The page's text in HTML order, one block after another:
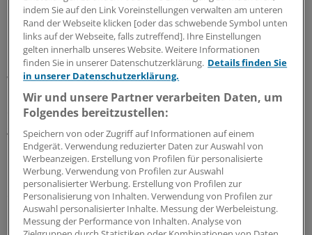
Im Gemeinsamen Bundesausschuss werden offenbar
bereits Lösungen diskutiert, die Kosten im Zaum zu
halten und vorhandene Ressourcen dort einzusetzen,
wo sie gebraucht werden. Altersabhängige
Kostenobergrenzen nach britischem Vorbild (Qalys) soll
es nach Auffassung von Hecken in Deutschland nicht
geben. "Das wäre unethisch", sagte Hecken.
Fünf Punkte,auch jenseits der frühen
Nutzenbewertung, bilden zusammengefasst für Hecken
eine mit dem Sozialstaatsprinzip vereinbarte Alternative.
Stringente Nutzen- und Methodenbewertung, zum
indem Sie auf den Link Voreinstellungen verwalten am unteren
Rand der Webseite klicken [oder das schwebende Symbol unten
links auf der Webseite, falls zutreffend]. Ihre Einstellungen
gelten innerhalb unseres Website. Weitere Informationen
finden Sie in unserer Datenschutzerklärung. Details finden Sie
in unserer Datenschutzerklärung.
Wir und unsere Partner verarbeiten Daten, um
Folgendes bereitzustellen:
Speichern von oder Zugriff auf Informationen auf einem
Endgerät. Verwendung reduzierter Daten zur Auswahl von
Werbeanzeigen. Erstellung von Profilen für personalisierte
Werbung. Verwendung von Profilen zur Auswahl
personalisierter Werbung. Erstellung von Profilen zur
Personalisierung von Inhalten. Verwendung von Profilen zur
Auswahl personalisierter Inhalte. Messung der Werbeleistung.
Messung der Performance von Inhalten. Analyse von